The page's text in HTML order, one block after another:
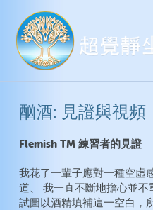
酗酒: 見證與視頻
Flemish TM 練習者的見證
我花了一輩子應對一種空虛
道、 我一直不斷地擔心並
試圖以酒精填補這一空白，